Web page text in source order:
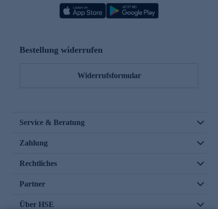
Bestellung widerrufen
Widerrufsformular
Service & Beratung
Zahlung
Rechtliches
Partner
Über HSE